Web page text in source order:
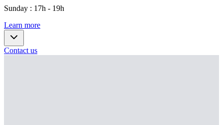
Sunday : 17h - 19h
Learn more
Contact us